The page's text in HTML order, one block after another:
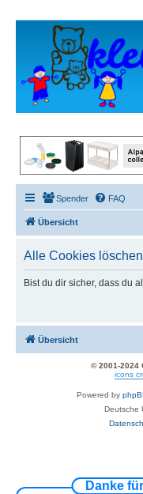
Spender FAQ
Übersicht
Alle Cookies löschen
Bist du dir sicher, dass du
Übersicht
© 2001-2024
icons
Powered by
Deutsche
Danke